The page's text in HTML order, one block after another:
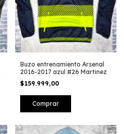
Buzo entrenamiento Arsenal
2016-2017 azul #26 Martinez
$159.999,00
Comprar